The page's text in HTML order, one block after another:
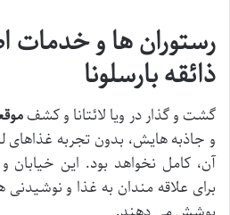
رستوران ها و خدمات
ذائقه بارسلونا
گشت و گذار در ویا لائتانا و کشف
و جاذبه هایش، بدون تجربه غذاهای
آن، کامل نخواهد بود. این
برای علاقه مندان به غذا و نوشیدنی